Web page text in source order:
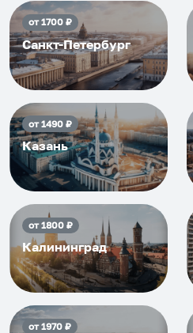
от1700₽
Санкт-Петербург
от1490₽
Казань
от1800₽
Калининград
от1970₽